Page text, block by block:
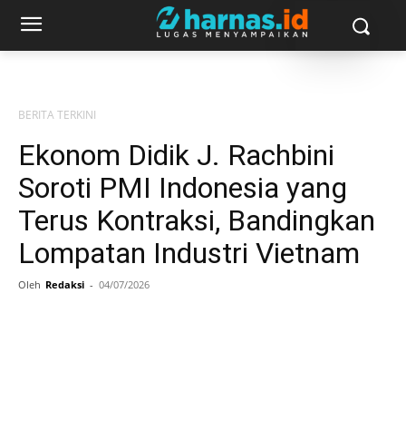
BERITA TERKINI
Ekonom Didik J. Rachbini
Soroti PMI Indonesia yang
Terus Kontraksi, Bandingkan
Lompatan Industri Vietnam
Oleh Redaksi - 04/07/2026